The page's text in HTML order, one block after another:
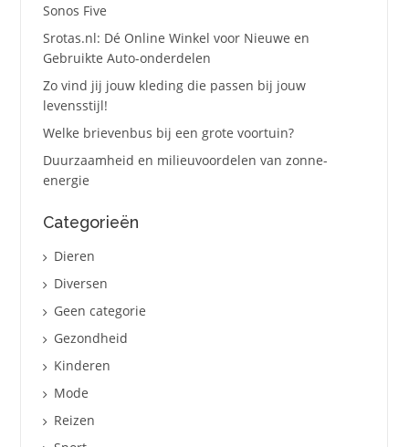
Sonos Five
Srotas.nl: Dé Online Winkel voor Nieuwe en
Gebruikte Auto-onderdelen
Zo vind jij jouw kleding die passen bij jouw
levensstijl!
Welke brievenbus bij een grote voortuin?
Duurzaamheid en milieuvoordelen van zonne-
energie
Categorieën
Dieren
Diversen
Geen categorie
Gezondheid
Kinderen
Mode
Reizen